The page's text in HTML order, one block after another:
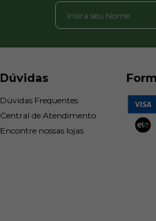
Dúvidas
Dúvidas Frequentes
Central de Atendimento
Encontre nossas lojas